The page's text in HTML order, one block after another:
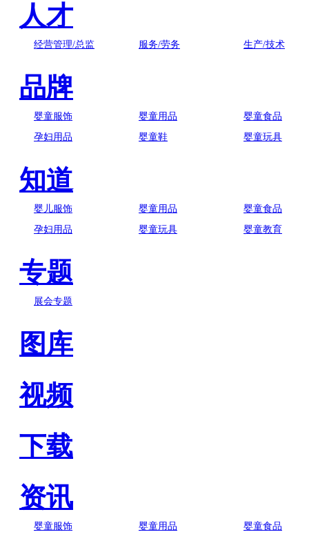
人才
经营管理/总监 服务/劳务 生产/技术
品牌
婴童服饰 婴童用品
婴童食品
孕妇用品
婴童鞋 婴童玩具
知道
婴儿服饰 婴童用品
婴童食品
孕妇用品
婴童玩具 婴童教育
专题
展会专题
图库
视频
下载
资讯
婴童服饰 婴童用品
婴童食品